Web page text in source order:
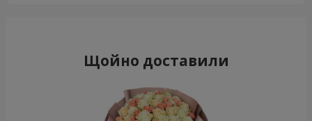
Щойно доставили